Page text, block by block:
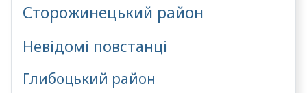
Сторожинецький район
Невідомі повстанці
Глибоцький район